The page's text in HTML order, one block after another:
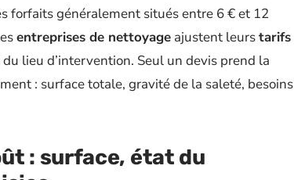
forfaits généralement situés entre 6 € et 12
entreprises de nettoyage ajustent leurstarifs
lieu d’intervention. Seul un devis prend la
: surface totale, gravité de la saleté, besoins
: surface, état du